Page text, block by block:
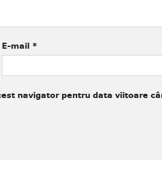
E-mail *
navigator pentru data viitoare